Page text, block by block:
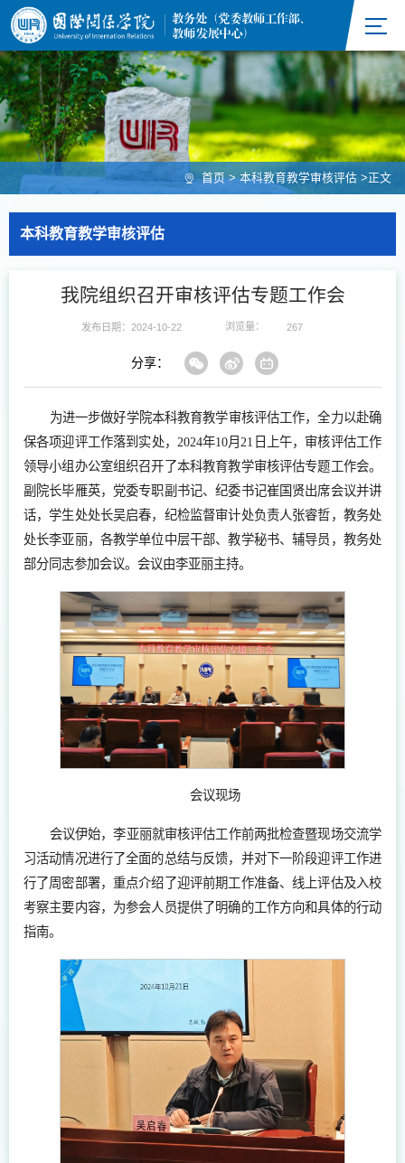
首页 > 本科教育教学审核评估 >正文
本科教育教学审核评估
我院组织召开审核评估专题工作会
发布日期：2024-10-22 浏览量： 267
分享：
为进一步做好学院本科教育教学审核评估工作，全力以赴确
保各项迎评工作落到实处，2024年10月21日上午，审核评估工作
领导小组办公室组织召开了本科教育教学审核评估专题工作会。
副院长毕雁英，党委专职副书记、纪委书记崔国贤出席会议并讲
话，学生处处长吴启春，纪检监督审计处负责人张睿哲，教务处
处长李亚丽，各教学单位中层干部、教学秘书、辅导员，教务处
部分同志参加会议。会议由李亚丽主持。
会议现场
会议伊始，李亚丽就审核评估工作前两批检查暨现场交流学
习活动情况进行了全面的总结与反馈，并对下一阶段迎评工作进
行了周密部署，重点介绍了迎评前期工作准备、线上评估及入校
考察主要内容，为参会人员提供了明确的工作方向和具体的行动
指南。